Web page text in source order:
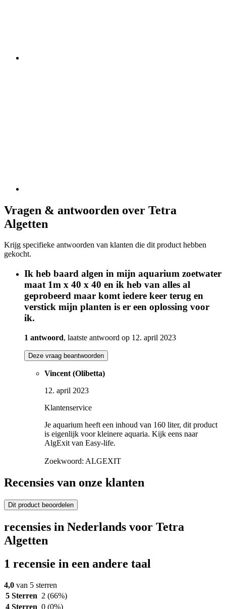
Vragen & antwoorden over Tetra
Algetten
Krijg specifieke antwoorden van klanten die dit product hebben
gekocht.
Ik heb baard algen in mijn aquarium zoetwater
maat 1m x 40 x 40 en ik heb van alles al
geprobeerd maar komt iedere keer terug en
verstick mijn planten is er een oplossing voor
ik.
1 antwoord, laatste antwoord op 12. april 2023
Deze vraag beantwoorden
Vincent (Olibetta)
12. april 2023
Klantenservice
Je aquarium heeft een inhoud van 160 liter, dit product
is eigenlijk voor kleinere aquaria. Kijk eens naar
AlgExit van Easy-life.
Zoekwoord: ALGEXIT
Recensies van onze klanten
Dit product beoordelen
recensies in Nederlands voor Tetra
Algetten
1 recensie in een andere taal
4,0 van 5 sterren
5 Sterren 2 (66%)
4 Sterren 0 (0%)